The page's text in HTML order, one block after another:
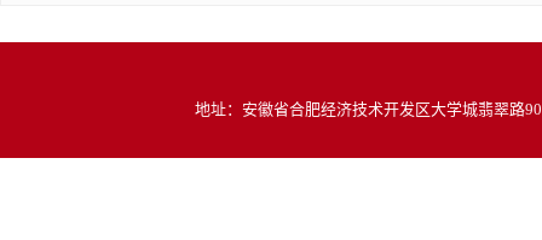
地址：安徽省合肥经济技术开发区大学城翡翠路